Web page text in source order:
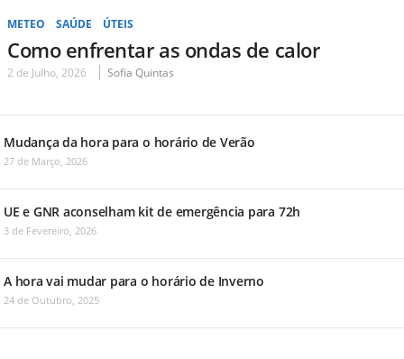
METEO SAÚDE ÚTEIS
Como enfrentar as ondas de calor
2 de Julho, 2026 Sofia Quintas
Mudança da hora para o horário de Verão
27 de Março, 2026
UE e GNR aconselham kit de emergência para 72h
3 de Fevereiro, 2026
A hora vai mudar para o horário de Inverno
24 de Outubro, 2025